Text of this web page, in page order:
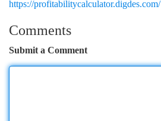
https://profitabilitycalculator.digdes.com/
Comments
Submit a Comment